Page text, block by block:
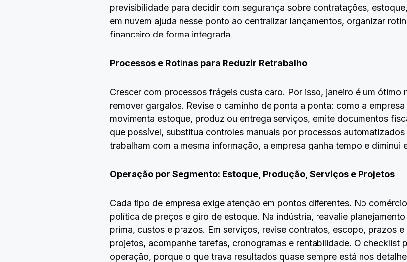
previsibilidade para decidir com segurança sobre contratações,
em nuvem ajuda nesse ponto ao centralizar lançamentos, organizar
financeiro de forma integrada.
Processos e Rotinas para Reduzir Retrabalho
Crescer com processos frágeis custa caro. Por isso, janeiro é um ótimo
remover gargalos. Revise o caminho de ponta a ponta: como a
movimenta estoque, produz ou entrega serviços, emite documentos
que possível, substitua controles manuais por processos
trabalham com a mesma informação, a empresa ganha tempo e diminui
Operação por Segmento: Estoque, Produção, Serviços e Projetos
Cada tipo de empresa exige atenção em pontos diferentes. No
política de preços e giro de estoque. Na indústria, reavalie
prima, custos e prazos. Em serviços, revise contratos, escopo, prazos
projetos, acompanhe tarefas, cronogramas e rentabilidade. O checklist
operação, porque o que trava resultados quase sempre está nos